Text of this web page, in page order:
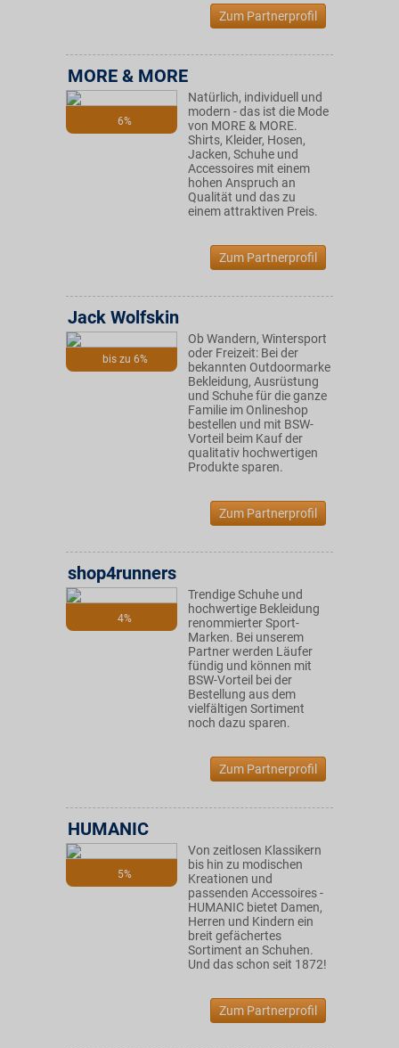
Zum Partnerprofil
6%
MORE & MORE
Natürlich, individuell und
modern - das ist die Mode
von MORE & MORE.
Shirts, Kleider, Hosen,
Jacken, Schuhe und
Accessoires mit einem
hohen Anspruch an
Qualität und das zu
einem attraktiven Preis.
Zum Partnerprofil
bis zu 6%
Jack Wolfskin
Ob Wandern, Wintersport
oder Freizeit: Bei der
bekannten Outdoormarke
Bekleidung, Ausrüstung
und Schuhe für die ganze
Familie im Onlineshop
bestellen und mit BSW-
Vorteil beim Kauf der
qualitativ hochwertigen
Produkte sparen.
Zum Partnerprofil
4%
shop4runners
Trendige Schuhe und
hochwertige Bekleidung
renommierter Sport-
Marken. Bei unserem
Partner werden Läufer
fündig und können mit
BSW-Vorteil bei der
Bestellung aus dem
vielfältigen Sortiment
noch dazu sparen.
Zum Partnerprofil
5%
HUMANIC
Von zeitlosen Klassikern
bis hin zu modischen
Kreationen und
passenden Accessoires -
HUMANIC bietet Damen,
Herren und Kindern ein
breit gefächertes
Sortiment an Schuhen.
Und das schon seit 1872!
Zum Partnerprofil